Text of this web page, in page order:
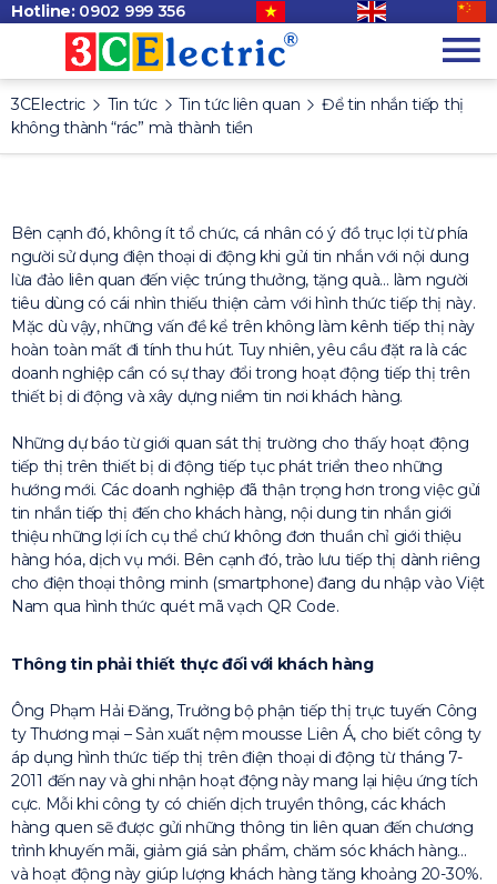
Hotline: 0902 999 356
3CElectric Tin tức Tin tức liên quan
Để tin nhắn tiếp thị
không thành “rác” mà thành tiền
Bên cạnh đó, không ít tổ chức, cá nhân có ý đồ trục lợi từ phía
người sử dụng điện thoại di động khi gửi tin nhắn với nội dung
lừa đảo liên quan đến việc trúng thưởng, tặng quà… làm người
tiêu dùng có cái nhìn thiếu thiện cảm với hình thức tiếp thị này.
Mặc dù vậy, những vấn đề kể trên không làm kênh tiếp thị này
hoàn toàn mất đi tính thu hút. Tuy nhiên, yêu cầu đặt ra là các
doanh nghiệp cần có sự thay đổi trong hoạt động tiếp thị trên
thiết bị di động và xây dựng niềm tin nơi khách hàng.
Những dự báo từ giới quan sát thị trường cho thấy hoạt động
tiếp thị trên thiết bị di động tiếp tục phát triển theo những
hướng mới. Các doanh nghiệp đã thận trọng hơn trong việc gửi
tin nhắn tiếp thị đến cho khách hàng, nội dung tin nhắn giới
thiệu những lợi ích cụ thể chứ không đơn thuần chỉ giới thiệu
hàng hóa, dịch vụ mới. Bên cạnh đó, trào lưu tiếp thị dành riêng
cho điện thoại thông minh (smartphone) đang du nhập vào Việt
Nam qua hình thức quét mã vạch QR Code.
Thông tin phải thiết thực đối với khách hàng
Ông Phạm Hải Đăng, Trưởng bộ phận tiếp thị trực tuyến Công
ty Thương mại – Sản xuất nệm mousse Liên Á, cho biết công ty
áp dụng hình thức tiếp thị trên điện thoại di động từ tháng 7-
2011 đến nay và ghi nhận hoạt động này mang lại hiệu ứng tích
cực. Mỗi khi công ty có chiến dịch truyền thông, các khách
hàng quen sẽ được gửi những thông tin liên quan đến chương
trình khuyến mãi, giảm giá sản phẩm, chăm sóc khách hàng…
và hoạt động này giúp lượng khách hàng tăng khoảng 20-30%.